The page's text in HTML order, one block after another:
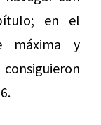
en el
máxima y